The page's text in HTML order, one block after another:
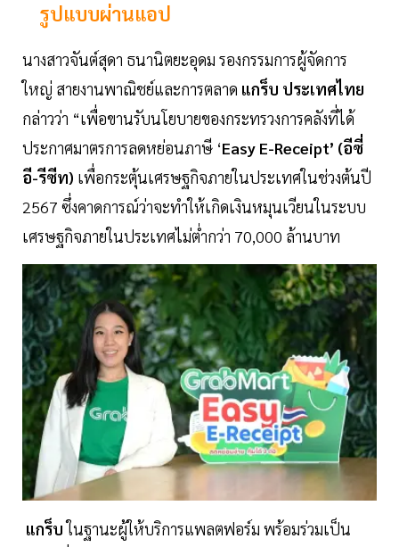
รูปแบบผ่านแอป
นางสาวจันต์สุดา ธนานิตยะอุดม รองกรรมการผู้จัดการ
ใหญ่ สายงานพาณิชย์และการตลาด แกร็บ ประเทศไทย
กล่าวว่า “เพื่อขานรับนโยบายของกระทรวงการคลังที่ได้
ประกาศมาตรการลดหย่อนภาษี ‘Easy E-Receipt’ (อีซี่
อี-รีซีท) เพื่อกระตุ้นเศรษฐกิจภายในประเทศในช่วงต้นปี
2567 ซึ่งคาดการณ์ว่าจะทำให้เกิดเงินหมุนเวียนในระบบ
เศรษฐกิจภายในประเทศไม่ต่ำกว่า 70,000 ล้านบาท
แกร็บในฐานะผู้ให้บริการแพลตฟอร์ม พร้อมร่วมเป็น